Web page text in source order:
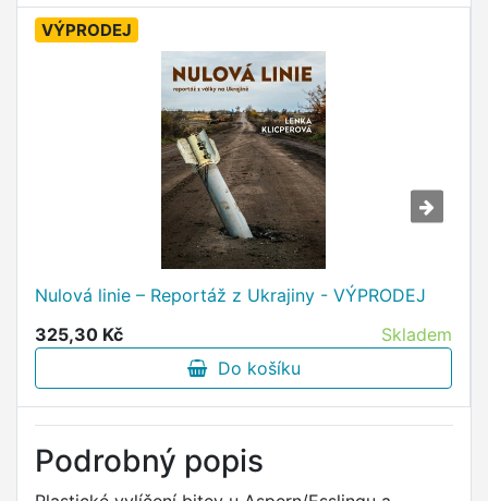
VÝPRODEJ
Nulová linie – Reportáž z Ukrajiny - VÝPRODEJ
325,30 Kč
Skladem
Do košíku
Podrobný popis